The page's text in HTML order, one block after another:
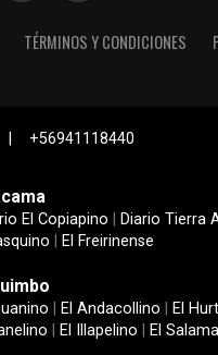
TÉRMINOS Y CONDICIONES
| +56941118440
El Copiapino Diario Tierra
El Freirinense
El Andacollino El
El Illapelino El